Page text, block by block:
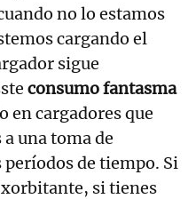
no lo estamos
cargando el
sigue
consumo fantasma
en cargadores que
una toma de
de tiempo. Si
si tienes